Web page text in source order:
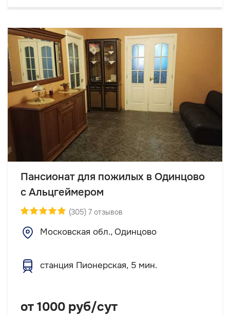
Пансионат для пожилых в Одинцово
с Альцгеймером
(305) 7 отзывов
Московская обл., Одинцово
станция Пионерская, 5 мин.
от 1000 руб/сут